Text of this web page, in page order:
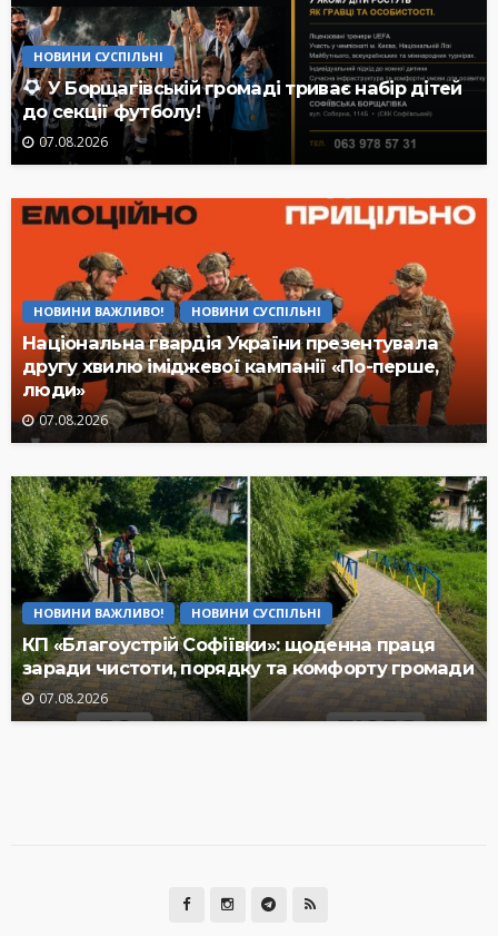
НОВИНИ СУСПІЛЬНІ
У Борщагівській громаді триває набір дітей
до секції футболу!
07.08.2026
НОВИНИ ВАЖЛИВО! НОВИНИ СУСПІЛЬНІ
Національна гвардія України презентувала
другу хвилю іміджевої кампанії «По-перше,
люди»
07.08.2026
НОВИНИ ВАЖЛИВО! НОВИНИ СУСПІЛЬНІ
КП «Благоустрій Софіївки»: щоденна праця
заради чистоти, порядку та комфорту громади
07.08.2026